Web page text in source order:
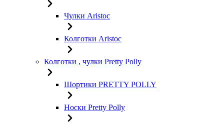
Чулки Aristoc
Колготки Aristoc
Колготки , чулки Pretty Polly
Шортики PRETTY POLLY
Носки Pretty Polly